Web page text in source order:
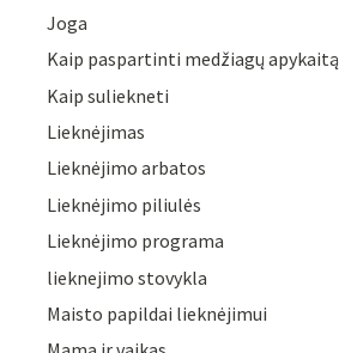
Joga
Kaip paspartinti medžiagų apykaitą
Kaip suliekneti
Lieknėjimas
Lieknėjimo arbatos
Lieknėjimo piliulės
Lieknėjimo programa
lieknejimo stovykla
Maisto papildai lieknėjimui